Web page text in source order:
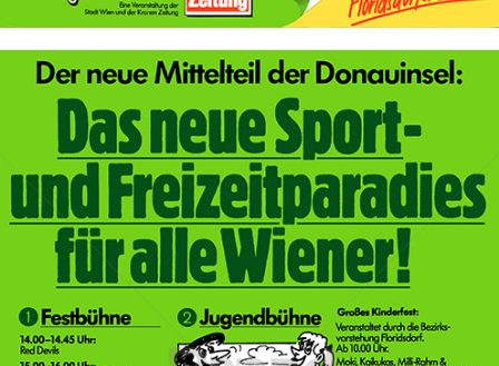
Bild-ID: 69838